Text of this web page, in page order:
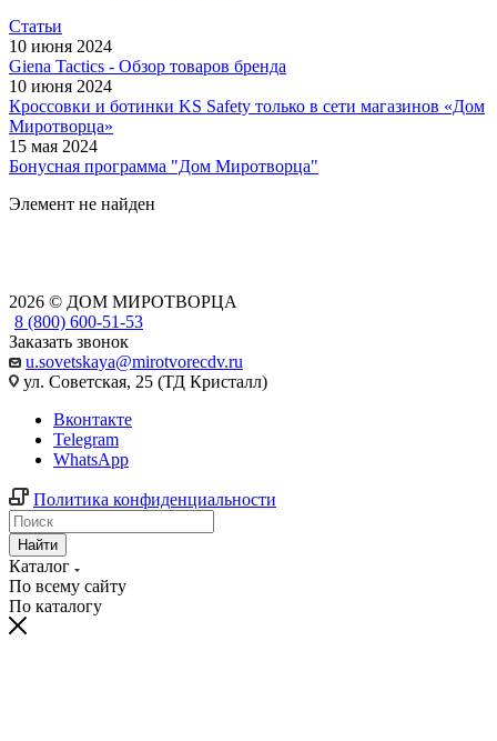
Статьи
10 июня 2024
Giena Tactics - Обзор товаров бренда
10 июня 2024
Кроссовки и ботинки KS Safety только в сети магазинов «Дом
Миротворца»
15 мая 2024
Бонусная программа "Дом Миротворца"
Элемент не найден
2026 © ДОМ МИРОТВОРЦА
8 (800) 600-51-53
Заказать звонок
u.sovetskaya@mirotvorecdv.ru
ул. Советская, 25 (ТД Кристалл)
Вконтакте
Telegram
WhatsApp
Политика конфиденциальности
Найти
Каталог
По всему сайту
По каталогу